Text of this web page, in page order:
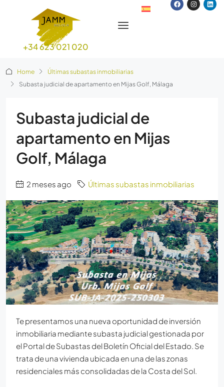
+34 623 021 020
Home
Últimas subastas inmobiliarias
Subasta judicial de apartamento en Mijas Golf, Málaga
Subasta judicial de
apartamento en Mijas
Golf, Málaga
2 meses ago Últimas subastas inmobiliarias
Te presentamos una nueva oportunidad de inversión
inmobiliaria mediante subasta judicial gestionada por
el Portal de Subastas del Boletín Oficial del Estado. Se
trata de una vivienda ubicada en una de las zonas
residenciales más consolidadas de la Costa del Sol.